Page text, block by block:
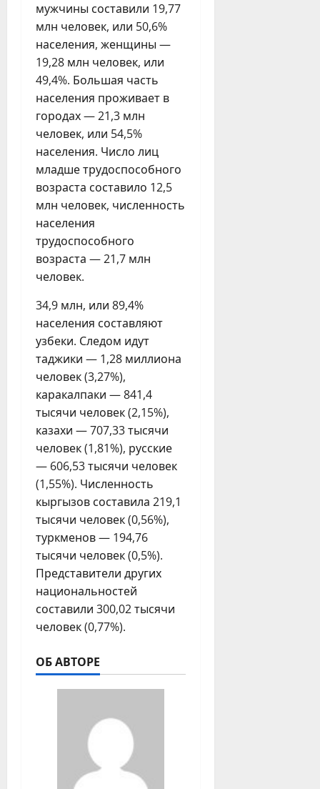
мужчины составили 19,77
млн человек, или 50,6%
населения, женщины —
19,28 млн человек, или
49,4%. Большая часть
населения проживает в
городах — 21,3 млн
человек, или 54,5%
населения. Число лиц
младше трудоспособного
возраста составило 12,5
млн человек, численность
населения
трудоспособного
возраста — 21,7 млн
человек.
34,9 млн, или 89,4%
населения составляют
узбеки. Следом идут
таджики — 1,28 миллиона
человек (3,27%),
каракалпаки — 841,4
тысячи человек (2,15%),
казахи — 707,33 тысячи
человек (1,81%), русские
— 606,53 тысячи человек
(1,55%). Численность
кыргызов составила 219,1
тысячи человек (0,56%),
туркменов — 194,76
тысячи человек (0,5%).
Представители других
национальностей
составили 300,02 тысячи
человек (0,77%).
ОБ АВТОРЕ